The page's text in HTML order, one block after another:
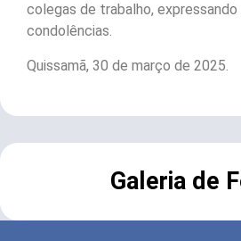
colegas de trabalho, expressando
condolências.
Quissamã, 30 de março de 2025.
Galeria de